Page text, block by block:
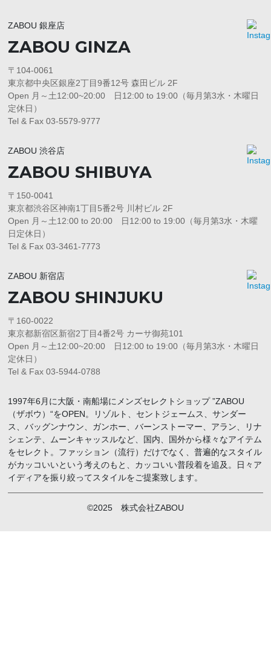
ZABOU 銀座店
ZABOU GINZA
〒104-0061
東京都中央区銀座2丁目9番12号 森田ビル 2F
Open 月～土12:00~20:00 日12:00 to 19:00（毎月第3水・木曜日
定休日）
Tel & Fax 03-5579-9777
ZABOU 渋谷店
ZABOU SHIBUYA
〒150-0041
東京都渋谷区神南1丁目5番2号 川村ビル 2F
Open 月～土12:00 to 20:00 日12:00 to 19:00（毎月第3水・木曜
日定休日）
Tel & Fax 03-3461-7773
ZABOU 新宿店
ZABOU SHINJUKU
〒160-0022
東京都新宿区新宿2丁目4番2号 カーサ御苑101
Open 月～土12:00~20:00 日12:00 to 19:00（毎月第3水・木曜日
定休日）
Tel & Fax 03-5944-0788
1997年6月に大阪・南船場にメンズセレクトショップ ”ZABOU
（ザボウ）“をOPEN。リゾルト、セントジェームス、サンダー
ス、バッグンナウン、ガンホー、バーンストーマー、アラン、リナ
シェンテ、ムーンキャッスルなど、国内、国外から様々なアイテム
をセレクト。ファッション（流行）だけでなく、普遍的なスタイル
がカッコいいという考えのもと、カッコいい普段着を追及。日々ア
イディアを振り絞ってスタイルをご提案致します。
©2025 株式会社ZABOU